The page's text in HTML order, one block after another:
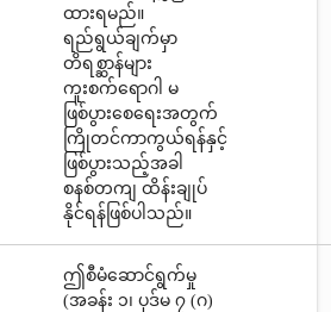
ထားရမည်။
ရည်ရွယ်ချက်မှာ
တိရစ္ဆာန်များ
ကူးစက်ရောဂါ မ
ဖြစ်ပွားစေရေးအတွက်
ကြိုတင်ကာကွယ်ရန်နှင့်
ဖြစ်ပွားသည့်အခါ
စနစ်တကျ ထိန်းချုပ်
နိုင်ရန်ဖြစ်ပါသည်။
ဤစီမံဆောင်ရွက်မှု
(အခန်း ၁၊ ပုဒ်မ ၇ (ဂ)